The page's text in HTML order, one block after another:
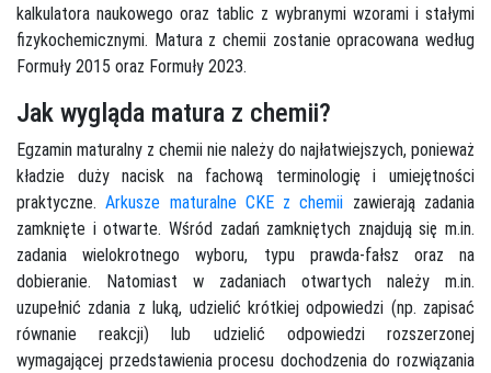
kalkulatora naukowego oraz tablic z wybranymi wzorami i stałymi
fizykochemicznymi. Matura z chemii zostanie opracowana według
Formuły 2015 oraz Formuły 2023.
Jak wygląda matura z chemii?
Egzamin maturalny z chemii nie należy do najłatwiejszych, ponieważ
kładzie duży nacisk na fachową terminologię i umiejętności
praktyczne.Arkusze maturalne CKE z chemii zawierają zadania
zamknięte i otwarte. Wśród zadań zamkniętych znajdują się m.in.
zadania wielokrotnego wyboru, typu prawda-fałsz oraz na
dobieranie. Natomiast w zadaniach otwartych należy m.in.
uzupełnić zdania z luką, udzielić krótkiej odpowiedzi (np. zapisać
równanie reakcji) lub udzielić odpowiedzi rozszerzonej
wymagającej przedstawienia procesu dochodzenia do rozwiązania